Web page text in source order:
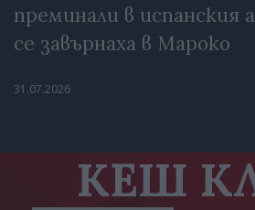
преминали в испанския
се завърнаха в Мароко
31.07.2026
КЕШ